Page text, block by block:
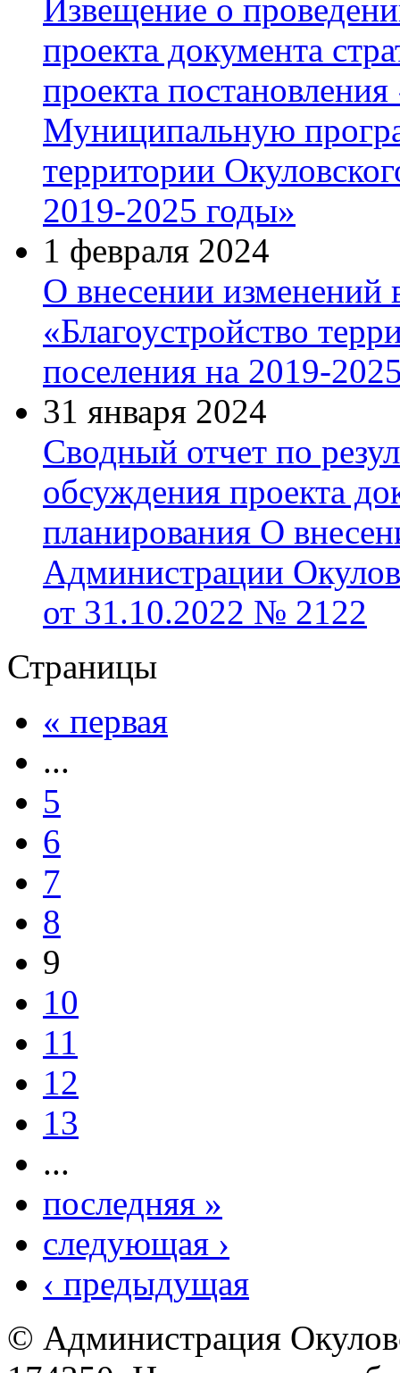
Извещение о
проекта документа
проекта
Муниципальную
территории
2019-2025 годы»
1 февраля 2024
О внесении
«Благоустройство
поселения на 2019-
31 января 2024
Сводный отчет по
обсуждения проекта
планирования О
Администрации
от 31.10.2022 № 2122
Страницы
« первая
...
5
6
7
8
9
10
11
12
13
...
последняя »
следующая ›
‹ предыдущая
© Администрация